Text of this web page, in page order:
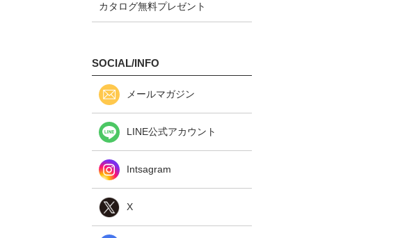
カタログ無料プレゼント
SOCIAL/INFO
メールマガジン
LINE公式アカウント
Intsagram
X